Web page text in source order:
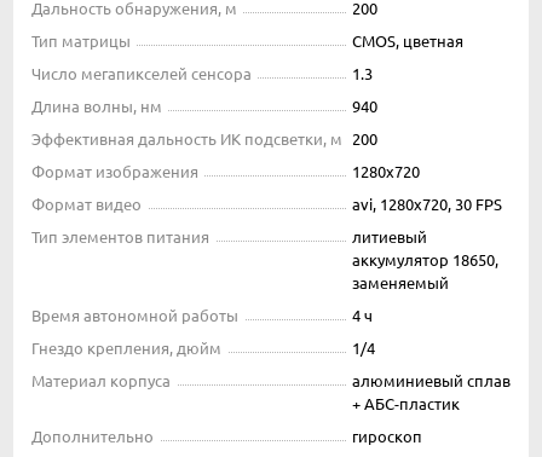
Дальность обнаружения, м
200
Тип матрицы
CMOS, цветная
Число мегапикселей сенсора
1.3
Длина волны, нм
940
Эффективная дальность ИК подсветки, м 200
Формат изображения
1280х720
Формат видео
avi, 1280х720, 30 FPS
Тип элементов питания
литиевый
аккумулятор 18650,
заменяемый
Время автономной работы
4 ч
Гнездо крепления, дюйм
1/4
Материал корпуса
алюминиевый сплав
+ АБС-пластик
Дополнительно
гироскоп